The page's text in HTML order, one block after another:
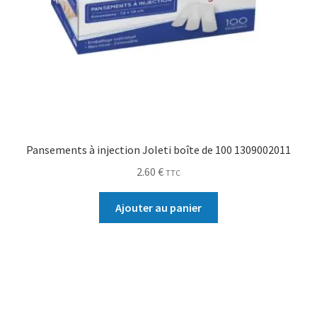
Pansements à injection Joleti boîte de 100 1309002011
2.60 € TTC
Ajouter au panier